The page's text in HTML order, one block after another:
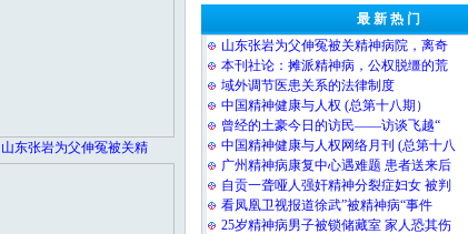
山东张岩为父伸冤被关精
最 新 热 门
山东张岩为父伸冤被关精神病院，离奇
本刊社论：摊派精神病，公权脱缰的荒
域外调节医患关系的法律制度
中国精神健康与人权 (总第十八期）
曾经的土豪今日的访民――访谈飞越“
中国精神健康与人权网络月刊 (总第十八
广州精神病康复中心遇难题 患者送来后
自贡一聋哑人强奸精神分裂症妇女 被判
看凤凰卫视报道徐武”被精神病“事件
25岁精神病男子被锁储藏室 家人恐其伤